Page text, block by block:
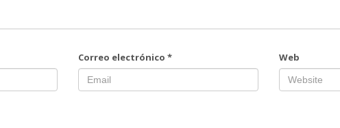
Correo electrónico* Web